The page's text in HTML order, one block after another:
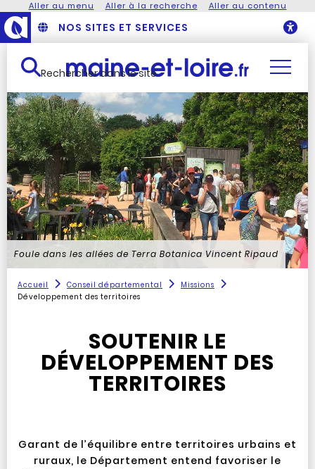
Aller au menu Aller à la recherche Aller au contenu
NOS SITES ET SERVICES
Rechercher dans le site
Foule dans les allées de Terra Botanica Vincent Ripaud
Accueil Conseil départemental
Missions
Développement des territoires
SOUTENIR LE
DÉVELOPPEMENT DES
TERRITOIRES
Garant de l’équilibre entre territoires urbains et
ruraux, le Département entend favoriser le